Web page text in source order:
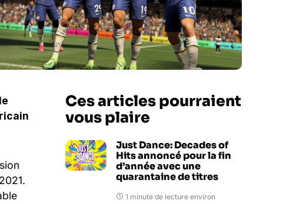
Ces articles pourraient
vous plaire
Just Dance: Decades of
Hits annoncé pour la fin
d’année avec une
quarantaine de titres
1 minute de lecture environ